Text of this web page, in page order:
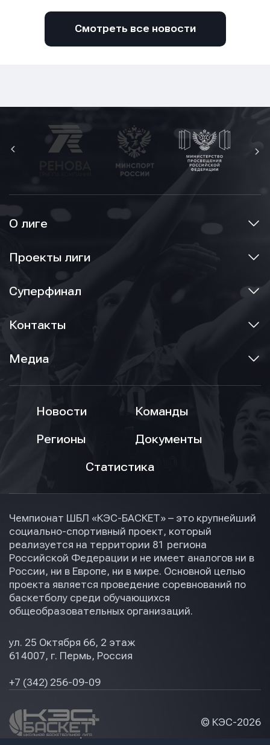
Смотреть все новости
О лиге
Проекты лиги
Суперфинал
Контакты
Медиа
Новости
Команды
Регионы
Документы
Статистика
Чемпионат ШБЛ «КЭС-БАСКЕТ» – это крупнейший
социально-спортивный проект, который
реализуется на территории 81 региона
Российской Федерации и не имеет аналогов ни в
России, ни в Европе, ни в мире. Основной целью
проекта является проведение соревнований по
баскетболу среди обучающихся
общеобразовательных организаций.
ул. 25 Октября 66, 2 этаж
614007, г. Пермь, Россия
+7 (342) 256-09-09
© КЭС-2026
Политика конфидециальности